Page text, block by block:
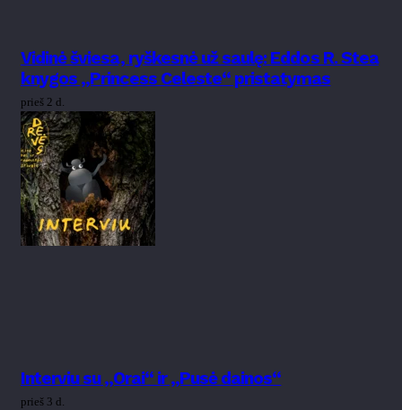
Vidinė šviesa, ryškesnė už saulę: Eddos R. Stea
knygos „Princess Celeste“ pristatymas
prieš 2 d.
Interviu su „Orai“ ir „Pusė dainos“
prieš 3 d.